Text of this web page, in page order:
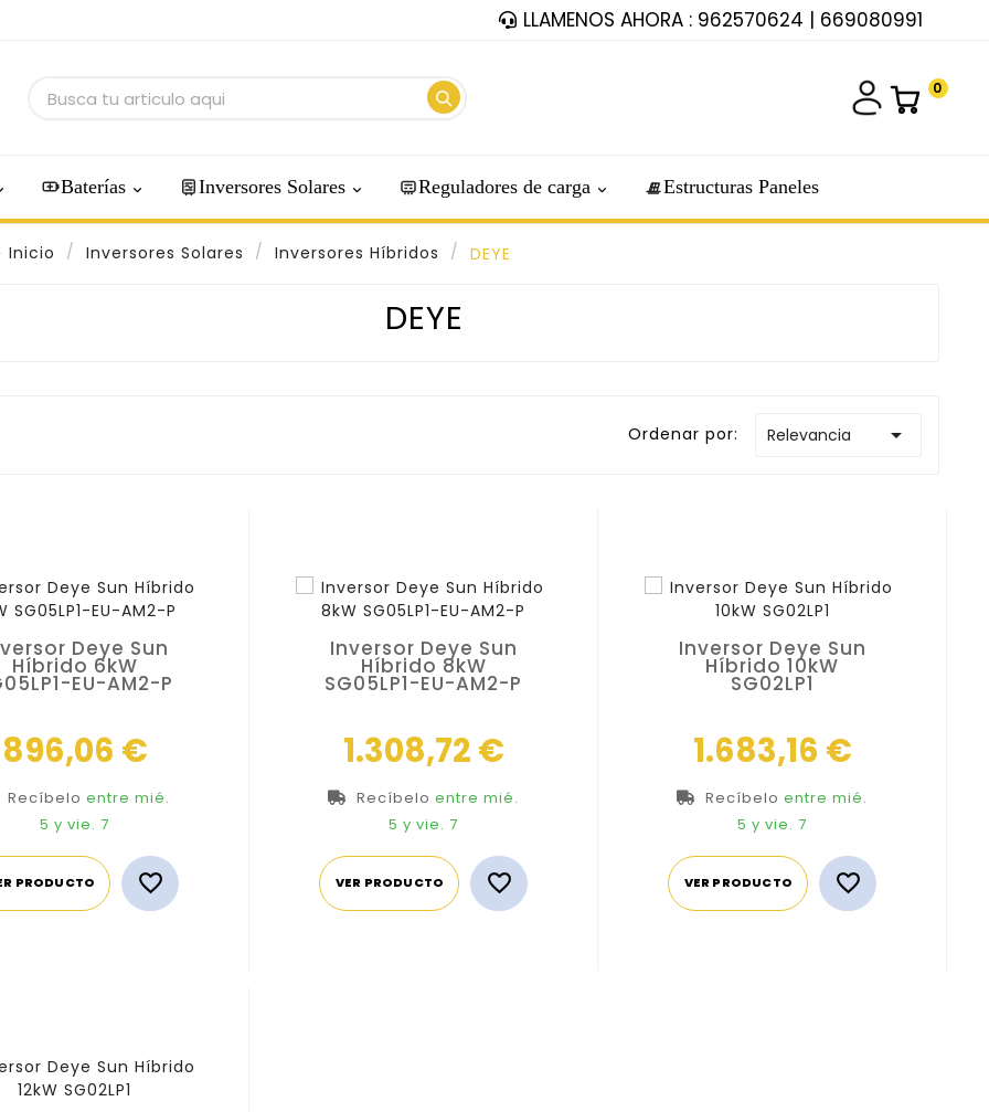
LLAMENOS AHORA : 962570624 | 669080991
0
Baterías Inversores Solares Reguladores de carga Estructuras Paneles
Inicio Inversores Solares Inversores Híbridos DEYE
DEYE
Ordenar por: Relevancia 
Deye Sun
Híbrido 6kW
EU-AM2-P
896,06 €
Recíbeloentre mié.
5y vie. 7
PRODUCTO 
Inversor Deye Sun
Híbrido 8kW
SG05LP1-EU-AM2-P
1.308,72 €
Recíbeloentre mié.
5y vie. 7
VER PRODUCTO 
Inversor Deye Sun
Híbrido 10kW
SG02LP1
1.683,16 €
Recíbeloentre mié.
5y vie. 7
VER PRODUCTO 